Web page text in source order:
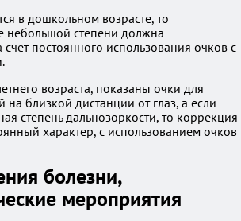
в дошкольном возрасте, то
небольшой степени должна
счет постоянного использования очков с
возраста, показаны очки для
близкой дистанции от глаз, а если
степень дальнозоркости, то коррекция
характер, с использованием очков
болезни,
мероприятия